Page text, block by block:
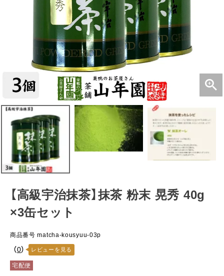
【高級宇治抹茶】抹茶 粉末 晃秀 40g
×3缶セット
商品番号 matcha-kousyuu-03p
（0） レビューを見る
宅配便